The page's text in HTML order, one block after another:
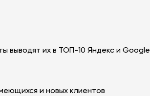
выводят их в ТОП-10 Яндекс и Google
и новых клиентов